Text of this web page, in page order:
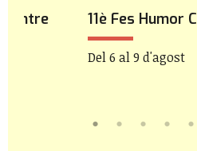
11è Fes Humor
Del 6 al 9 d'agost